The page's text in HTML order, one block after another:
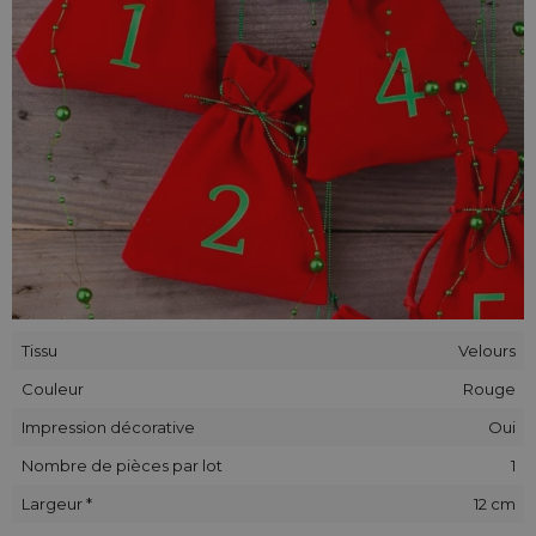
peut différer légèrement de celui indiqué sur les photos.
Tissu
Velours
Couleur
Rouge
Impression décorative
Oui
Nombre de pièces par lot
1
Largeur *
12 cm